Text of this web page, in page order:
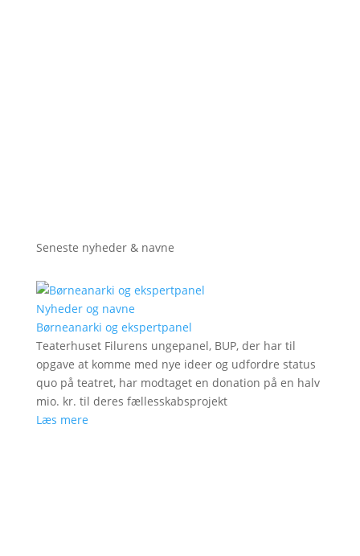
Seneste nyheder & navne
Nyheder og navne
Børneanarki og ekspertpanel
Teaterhuset Filurens ungepanel, BUP, der har til
opgave at komme med nye ideer og udfordre status
quo på teatret, har modtaget en donation på en halv
mio. kr. til deres fællesskabsprojekt
Læs mere